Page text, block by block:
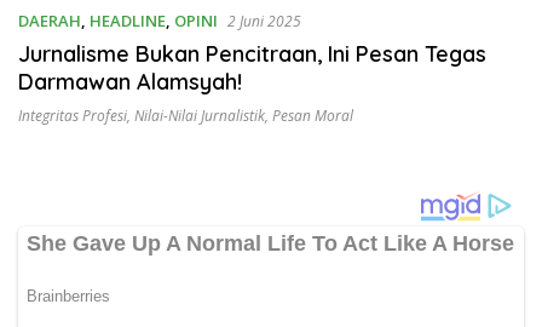
DAERAH, HEADLINE, OPINI 2 Juni 2025
Jurnalisme Bukan Pencitraan, Ini Pesan Tegas
Darmawan Alamsyah!
Integritas Profesi, Nilai-Nilai Jurnalistik, Pesan Moral